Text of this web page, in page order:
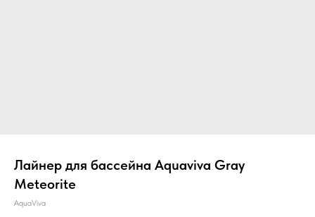
Лайнер для бассейна Aquaviva Gray
Meteorite
AquaViva